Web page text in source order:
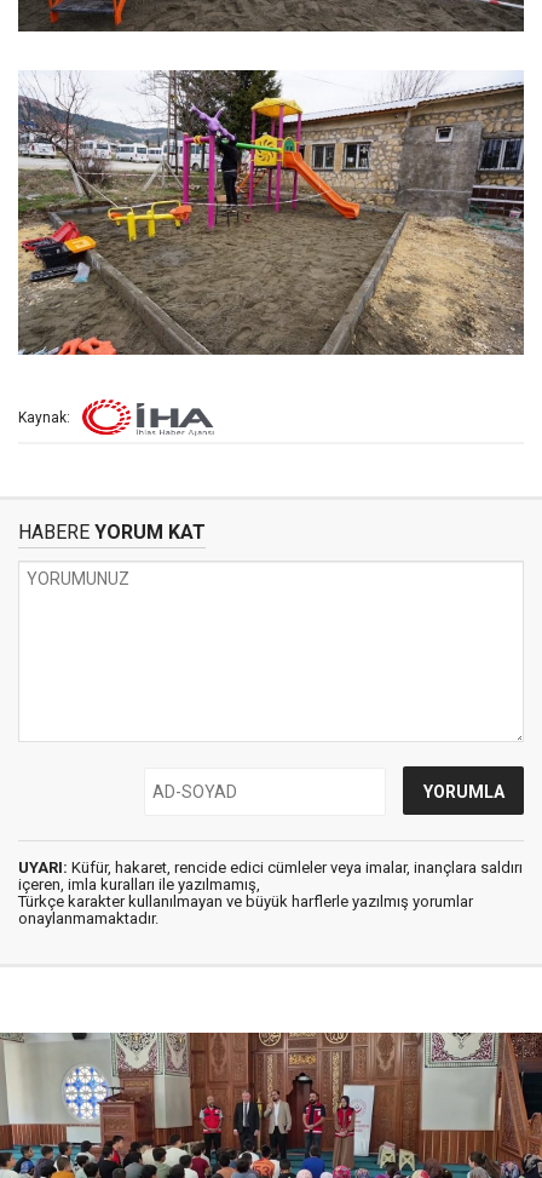
Kaynak:
HABERE YORUM KAT
UYARI: Küfür, hakaret, rencide edici cümleler veya imalar, inançlara saldırı
içeren, imla kuralları ile yazılmamış,
Türkçe karakter kullanılmayan ve büyük harflerle yazılmış yorumlar
onaylanmamaktadır.